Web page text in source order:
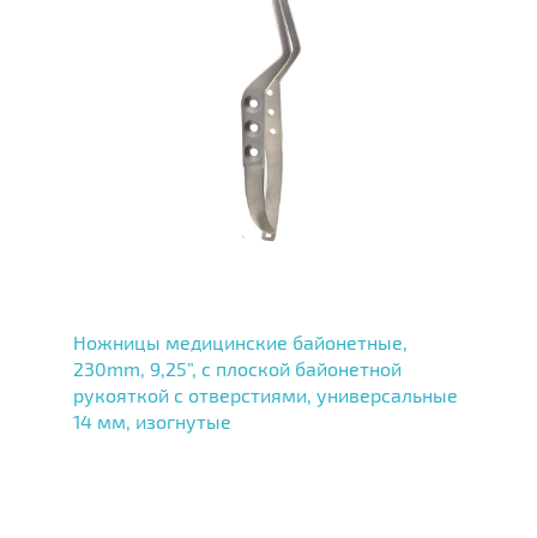
Ножницы медицинские байонетные,
230mm, 9,25”, с плоской байонетной
рукояткой с отверстиями, универсальные
14 мм, изогнутые